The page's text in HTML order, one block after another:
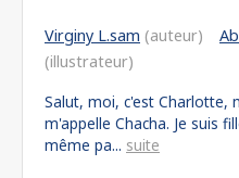
Virginy L.sam (auteur)
(illustrateur)
Salut, moi, c'est Charlotte,
m'appelle Chacha. Je suis
même pa... suite